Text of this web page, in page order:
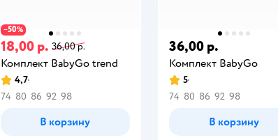
−50%
18,00 р. 36,00 р.
Комплект BabyGo trend
4,7
74 80 86 92 98
В корзину
36,00 р.
Комплект BabyGo
5
74 80 86 92 98
В корзину